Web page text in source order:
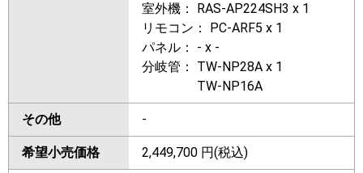
室外機： RAS-AP224SH3 x 1
リモコン： PC-ARF5 x 1
パネル： - x -
分岐管： TW-NP28A x 1
TW-NP16A
その他 -
希望小売価格 2,449,700 円(税込)